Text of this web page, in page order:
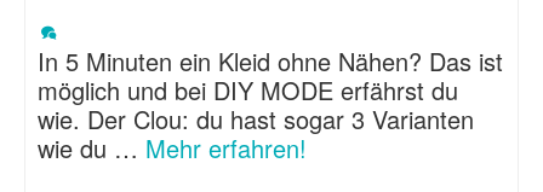
In 5 Minuten ein Kleid ohne Nähen? Das ist
möglich und bei DIY MODE erfährst du
wie. Der Clou: du hast sogar 3 Varianten
wie du … Mehr erfahren!